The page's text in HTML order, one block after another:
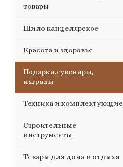
товары
Шило канцелярское
Красота и здоровье
Подарки,сувениры,
награды
Техника и комплектующие
Строительные
инструменты
Товары для дома и отдыха